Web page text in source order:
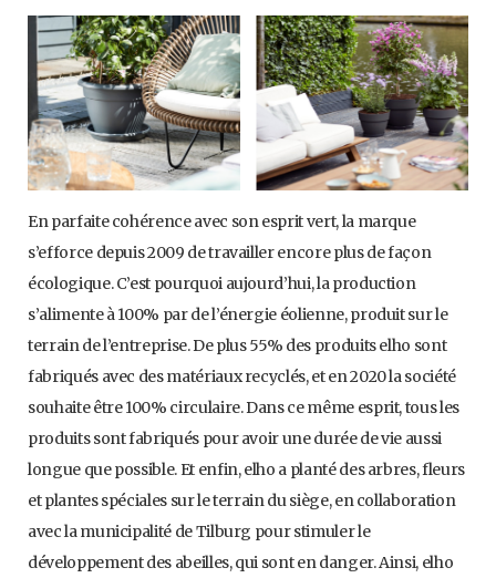
En parfaite cohérence avec son esprit vert, la marque
s’efforce depuis 2009 de travailler encore plus de façon
écologique. C’est pourquoi aujourd’hui, la production
s’alimente à 100% par de l’énergie éolienne, produit sur le
terrain de l’entreprise. De plus 55% des produits elho sont
fabriqués avec des matériaux recyclés, et en 2020 la société
souhaite être 100% circulaire. Dans ce même esprit, tous les
produits sont fabriqués pour avoir une durée de vie aussi
longue que possible. Et enfin, elho a planté des arbres, fleurs
et plantes spéciales sur le terrain du siège, en collaboration
avec la municipalité de Tilburg pour stimuler le
développement des abeilles, qui sont en danger. Ainsi, elho